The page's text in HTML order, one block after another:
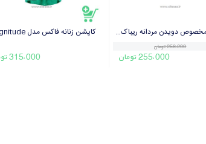
کفش مخصوص دويدن مردانه ريباک مدل Upurtempo 1.0
256،200 تومان
255،000 تومان
کاپشن زنانه فاکس مدل Magnitude
315،000 تومان